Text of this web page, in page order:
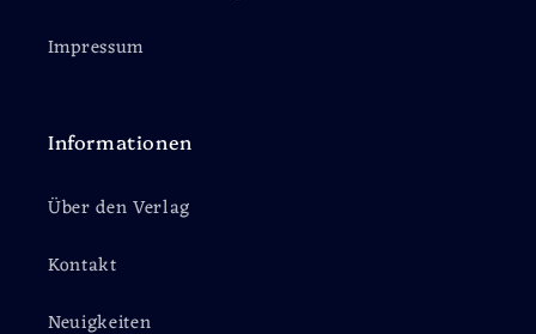
Impressum
Informationen
Über den Verlag
Kontakt
Neuigkeiten